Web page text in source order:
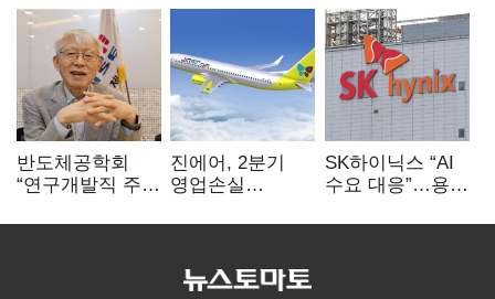
반도체공학회
“연구개발직 주
개선해야”
진에어, 2분기
영업손실
상승 여파
SK하이닉스 “AI
수요 대응”…용인
투자